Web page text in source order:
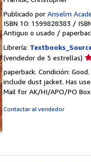
Publicado por Anselm
ISBN 10: 1599828383 /
Antiguo o usado /
Librería:
(vendedor de 5 estrellas)
5
paperback. Condición:
include dust jacket. Has
Mail for AK/HI/APO/PO
Contactar al vendedor